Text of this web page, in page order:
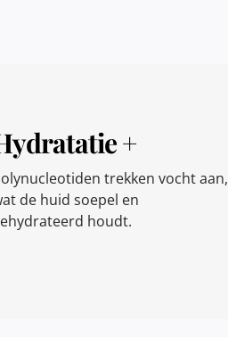
+
trekken vocht aan,
de huid soepel en
houdt.